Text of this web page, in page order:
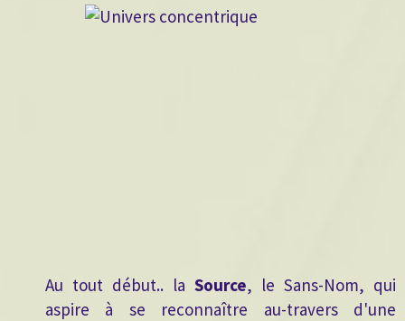
Au tout début.. la Source, le Sans-Nom, qui
aspire à se reconnaître au-travers d'une